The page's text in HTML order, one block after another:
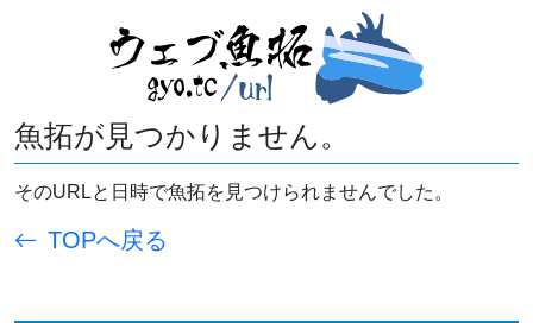
魚拓が見つかりません。
そのURLと日時で魚拓を見つけられませんでした。
TOPへ戻る